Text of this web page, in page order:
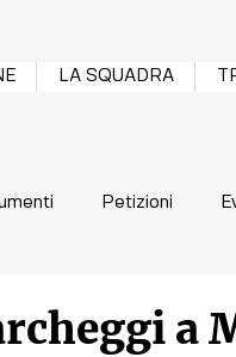
LA SQUADRA
Petizioni
a